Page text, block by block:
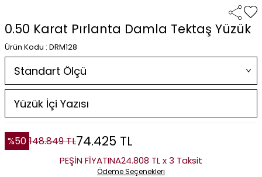
0.50 Karat Pırlanta Damla Tektaş Yüzük
Ürün Kodu : DRM128
%50 148.849TL74.425 TL
PEŞİN FİYATINA24.808 TL x 3 Taksit
Ödeme Seçenekleri